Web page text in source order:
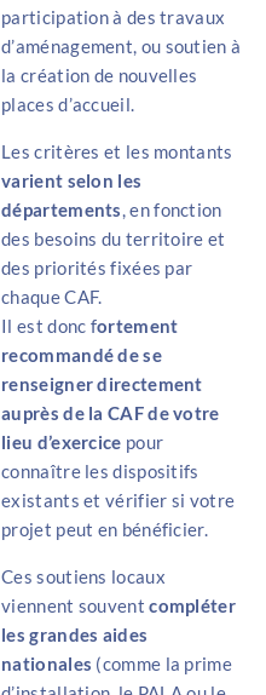
participation à des travaux
d’aménagement, ou soutien à
la création de nouvelles
places d’accueil.
Les critères et les montants
varient selon les
départements, en fonction
des besoins du territoire et
des priorités fixées par
chaque CAF.
Il est donc fortement
recommandé de se
renseigner directement
auprès de la CAF de votre
lieu d’exercice pour
connaître les dispositifs
existants et vérifier si votre
projet peut en bénéficier.
Ces soutiens locaux
viennent souventcompléter
les grandes aides
nationales (comme la prime